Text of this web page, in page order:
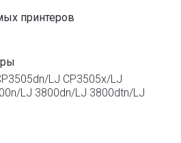
принтеров
LJ CP3505x/LJ
LJ 3800dn/LJ 3800dtn/LJ